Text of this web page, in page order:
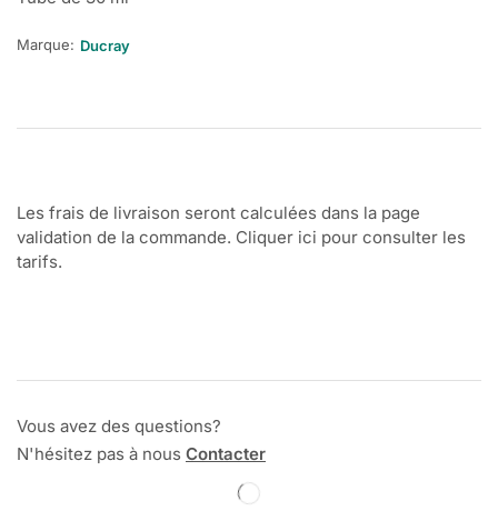
Marque: Ducray
Les frais de livraison seront calculées dans la page
validation de la commande. Cliquer ici pour consulter les
tarifs.
Vous avez des questions?
N'hésitez pas à nous Contacter